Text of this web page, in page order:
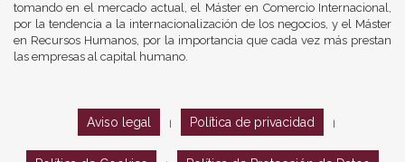
tomando en el mercado actual, el Máster en Comercio Internacional,
por la tendencia a la internacionalización de los negocios, y el Máster
en Recursos Humanos, por la importancia que cada vez más prestan
las empresas al capital humano.
Aviso legal Política de privacidad